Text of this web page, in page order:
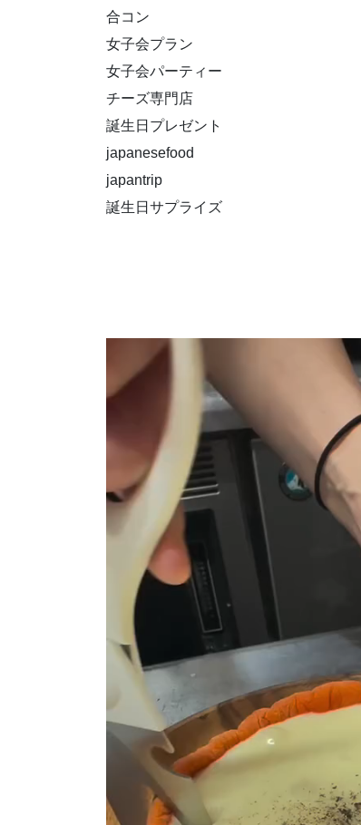
合コン
女子会プラン
女子会パーティー
チーズ専門店
誕生日プレゼント
japanesefood
japantrip
誕生日サプライズ
プ
ー